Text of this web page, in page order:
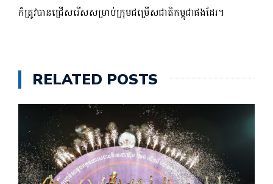
ក៏ត្រូវបានជ្រើសរើសសម្រាប់ក្រុមជម្រើសជាតិកម្ពុជាផងដែរ។
RELATED POSTS